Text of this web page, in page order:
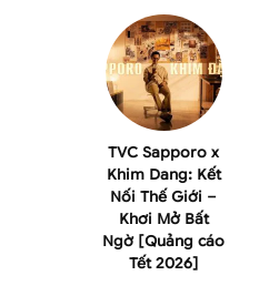
TVC Sapporo x
Khim Dang: Kết
Nối Thế Giới –
Khơi Mở Bất
Ngờ [Quảng cáo
Tết 2026]